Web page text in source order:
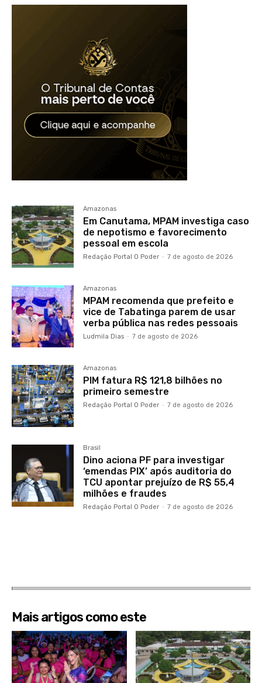
Amazonas
Em Canutama, MPAM investiga caso
de nepotismo e favorecimento
pessoal em escola
Redação Portal O Poder - 7 de agosto de 2026
Amazonas
MPAM recomenda que prefeito e
vice de Tabatinga parem de usar
verba pública nas redes pessoais
Ludmila Dias - 7 de agosto de 2026
Amazonas
PIM fatura R$ 121,8 bilhões no
primeiro semestre
Redação Portal O Poder - 7 de agosto de 2026
Brasil
Dino aciona PF para investigar
‘emendas PIX’ após auditoria do
TCU apontar prejuízo de R$ 55,4
milhões e fraudes
Redação Portal O Poder - 7 de agosto de 2026
Mais artigos como este